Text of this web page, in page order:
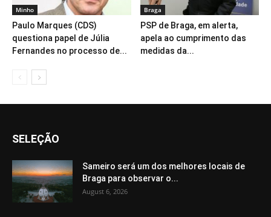
Minho
Paulo Marques (CDS)
questiona papel de Júlia
Fernandes no processo de...
Braga
PSP de Braga, em alerta,
apela ao cumprimento das
medidas da...
SELEÇÃO
Sameiro será um dos melhores locais de
Braga para observar o...
August 6, 2026